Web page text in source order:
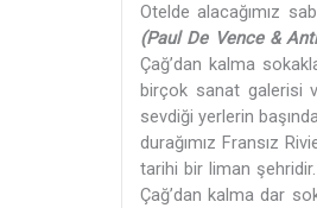
Otelde alacağımız
(Paul De Vence &
Çağ’dan kalma
birçok sanat galerisi
sevdiği yerlerin
durağımız Fransız
tarihi bir liman
Çağ’dan kalma dar